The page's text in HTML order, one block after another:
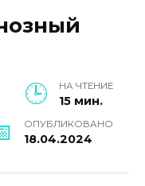
НА ЧТЕНИЕ
15 мин.
ОПУБЛИКОВАНО
18.04.2024